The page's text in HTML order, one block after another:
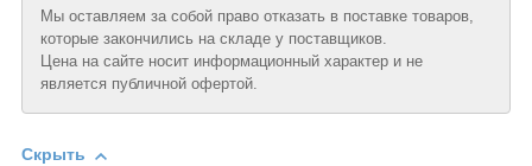
Мы оставляем за собой право отказать в поставке товаров,
которые закончились на складе у поставщиков.
Цена на сайте носит информационный характер и не
является публичной офертой.
Скрыть